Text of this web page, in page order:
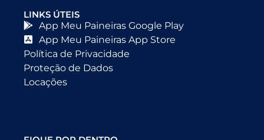
LINKS ÚTEIS
App Meu Paineiras Google Play
App Meu Paineiras App Store
Política de Privacidade
Proteção de Dados
Locações